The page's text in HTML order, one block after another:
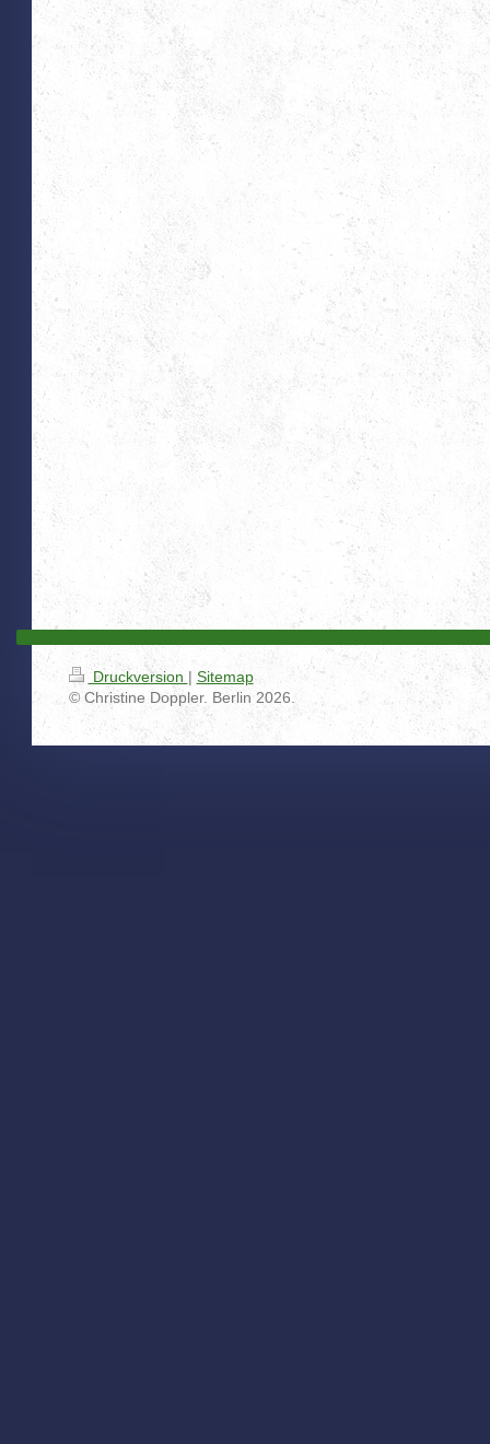
Druckversion | Sitemap
© Christine Doppler. Berlin 2026.